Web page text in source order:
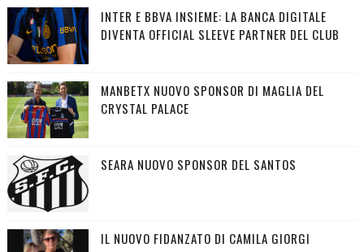
INTER E BBVA INSIEME: LA BANCA DIGITALE
DIVENTA OFFICIAL SLEEVE PARTNER DEL CLUB
MANBETX NUOVO SPONSOR DI MAGLIA DEL
CRYSTAL PALACE
SEARA NUOVO SPONSOR DEL SANTOS
IL NUOVO FIDANZATO DI CAMILA GIORGI